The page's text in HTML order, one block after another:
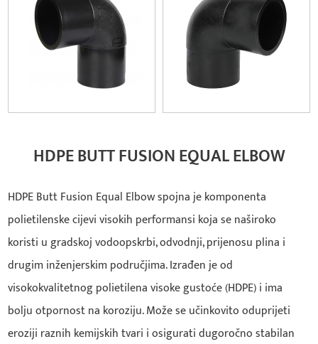
HDPE BUTT FUSION EQUAL ELBOW
HDPE Butt Fusion Equal Elbow spojna je komponenta
polietilenske cijevi visokih performansi koja se naširoko
koristi u gradskoj vodoopskrbi, odvodnji, prijenosu plina i
drugim inženjerskim područjima. Izrađen je od
visokokvalitetnog polietilena visoke gustoće (HDPE) i ima
bolju otpornost na koroziju. Može se učinkovito oduprijeti
eroziji raznih kemijskih tvari i osigurati dugoročno stabilan